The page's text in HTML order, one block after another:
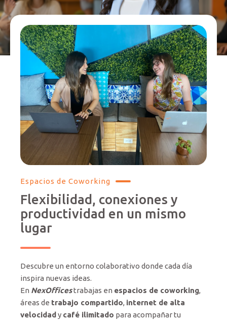
Espacios de Coworking
Flexibilidad, conexiones y
productividad en un mismo
lugar
Descubre un entorno colaborativo donde cada día
inspira nuevas ideas.
En NexOfficestrabajas en espacios de coworking,
áreas de trabajo compartido, internet de alta
velocidady café ilimitado para acompañar tu